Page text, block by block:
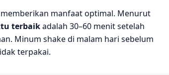
manfaat optimal. Menurut
terbaikadalah 30–60 menit setelah
Minum shake di malam hari sebelum
terpakai.